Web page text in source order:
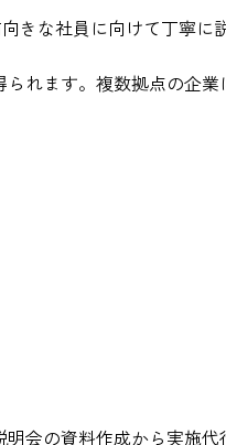
な社員に向けて丁寧に
れます。複数拠点の企業
会の資料作成から実施